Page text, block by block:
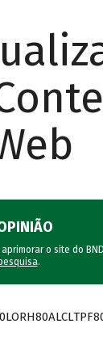
o site do
.